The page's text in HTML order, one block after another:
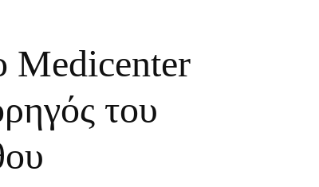
Medicenter
του